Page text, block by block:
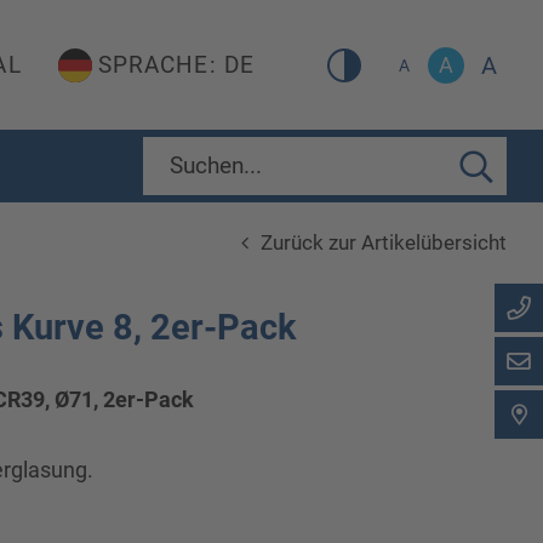
SPRACHE: DE A A A
Zurück zur Artikelübersicht
Kurve 8, 2er-Pack
Ø71, 2er-Pack